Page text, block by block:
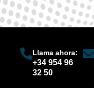
Llama ahora:
+34 954 96
32 50